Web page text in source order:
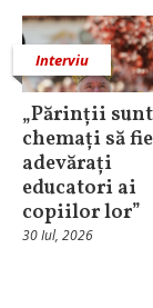
Interviu
„Părinții sunt
chemați să fie
adevărați
educatori ai
copiilor lor”
30 Iul, 2026